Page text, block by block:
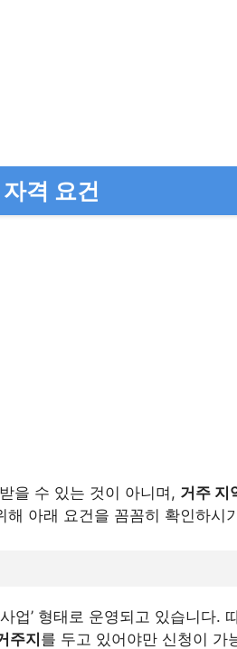
격 요건
을 수 있는 것이 아니며, 거주 지
아래 요건을 꼼꼼히 확인하시
업’ 형태로 운영되고 있습니다.
주지 를 두고 있어야만 신청이 가